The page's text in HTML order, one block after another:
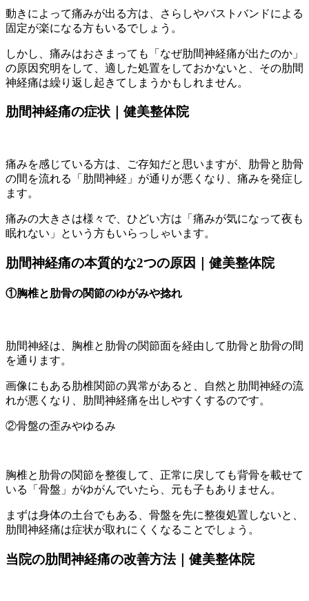
動きによって痛みが出る方は、さらしやバストバンドによる
固定が楽になる方もいるでしょう。
しかし、痛みはおさまっても「なぜ肋間神経痛が出たのか」
の原因究明をして、適した処置をしておかないと、その肋間
神経痛は繰り返し起きてしまうかもしれません。
肋間神経痛の症状｜健美整体院
痛みを感じている方は、ご存知だと思いますが、肋骨と肋骨
の間を流れる「肋間神経」が通りが悪くなり、痛みを発症し
ます。
痛みの大きさは様々で、ひどい方は「痛みが気になって夜も
眠れない」という方もいらっしゃいます。
肋間神経痛の本質的な2つの原因｜健美整体院
①胸椎と肋骨の関節のゆがみや捻れ
肋間神経は、胸椎と肋骨の関節面を経由して肋骨と肋骨の間
を通ります。
画像にもある肋椎関節の異常があると、自然と肋間神経の流
れが悪くなり、肋間神経痛を出しやすくするのです。
②骨盤の歪みやゆるみ
胸椎と肋骨の関節を整復して、正常に戻しても背骨を載せて
いる「骨盤」がゆがんでいたら、元も子もありません。
まずは身体の土台でもある、骨盤を先に整復処置しないと、
肋間神経痛は症状が取れにくくなることでしょう。
当院の肋間神経痛の改善方法｜健美整体院